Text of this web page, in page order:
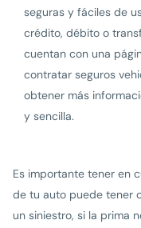
seguras y fáciles de
crédito, débito o
cuentan con una
contratar seguros
obtener más
y sencilla.
Es importante tener en
de tu auto puede tener
un siniestro, si la prima